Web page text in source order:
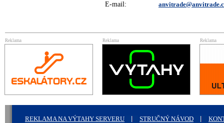
E-mail:
Reklama Reklama Reklama
REKLAMA NA VÝTAHY SERVERU STRUČNÝ NÁVOD